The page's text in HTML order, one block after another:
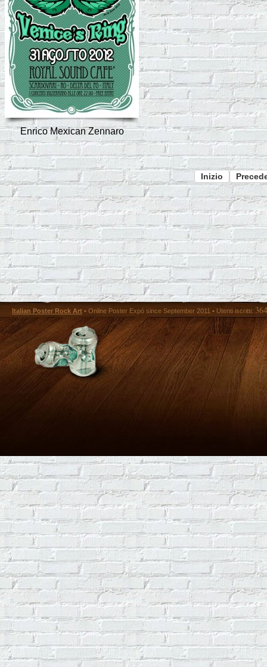
Enrico Mexican Zennaro
Inizio
Italian Poster Rock Art • Online Poster Expó since September 2011 • Utenti iscritti: 364